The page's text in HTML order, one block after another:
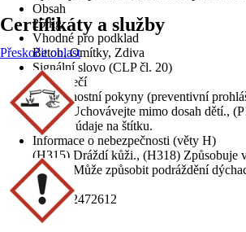
Obsah
25 kg
Vhodné pro podklad
Beton, Omítky, Zdiva
Signální slovo (CLP čl. 20)
Nebezpečí
Bezpečnostní pokyny (preventivní
(P102) Uchovávejte mimo dosah dětí.,
přečtěte údaje na štítku.
Informace o nebezpečnosti (věty H)
(H315) Dráždí kůži., (H318) Způsobuje
(H335) Může způsobit podráždění
EAN
8591542472612
Certifikáty a služby
Přeskočit oblast